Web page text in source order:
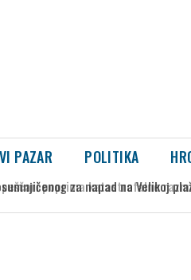
PAZAR POLITIKA
poprima katastrofalne